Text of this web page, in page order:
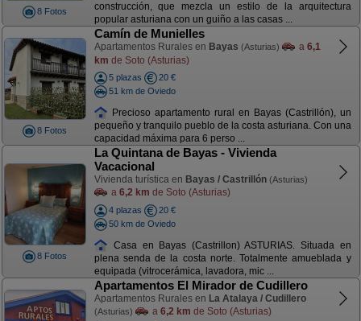
8 Fotos
construcción, que mezcla un estilo de la arquitectura
popular asturiana con un guiño a las casas ...
8 Fotos
Camín de Munielles
Apartamentos Rurales en Bayas (Asturias) a 6,1
km de Soto (Asturias)
5 plazas
20 €
51 km de Oviedo
Precioso apartamento rural en Bayas (Castrillón), un
pequeño y tranquilo pueblo de la costa asturiana. Con una
capacidad máxima para 6 perso ...
8 Fotos
La Quintana de Bayas - Vivienda
Vacacional
Vivienda turística en Bayas / Castrillón (Asturias)
a 6,2 km de Soto (Asturias)
4 plazas
20 €
50 km de Oviedo
Casa en Bayas (Castrillon) ASTURIAS. Situada en
plena senda de la costa norte. Totalmente amueblada y
equipada (vitrocerámica, lavadora, mic ...
Apartamentos El Mirador de Cudillero
Apartamentos Rurales en La Atalaya / Cudillero
(Asturias) a 6,2 km de Soto (Asturias)